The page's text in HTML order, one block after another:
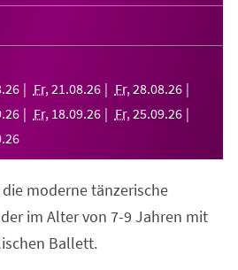
.26 Fr, 21 .08.26 Fr, 28.08.26
.26 Fr, 18.09.26 Fr, 25.09.26
.26
moderne tänzerische
im Alter von 7-9 Jahren mit
Ballett.